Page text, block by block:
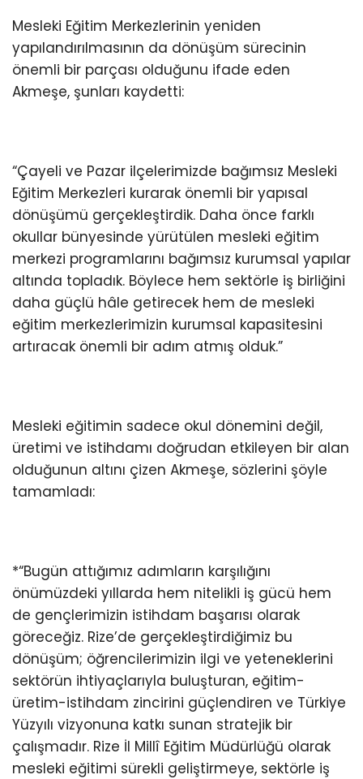
Mesleki Eğitim Merkezlerinin yeniden
yapılandırılmasının da dönüşüm sürecinin
önemli bir parçası olduğunu ifade eden
Akmeşe, şunları kaydetti:
“Çayeli ve Pazar ilçelerimizde bağımsız Mesleki
Eğitim Merkezleri kurarak önemli bir yapısal
dönüşümü gerçekleştirdik. Daha önce farklı
okullar bünyesinde yürütülen mesleki eğitim
merkezi programlarını bağımsız kurumsal yapılar
altında topladık. Böylece hem sektörle iş birliğini
daha güçlü hâle getirecek hem de mesleki
eğitim merkezlerimizin kurumsal kapasitesini
artıracak önemli bir adım atmış olduk.”
Mesleki eğitimin sadece okul dönemini değil,
üretimi ve istihdamı doğrudan etkileyen bir alan
olduğunun altını çizen Akmeşe, sözlerini şöyle
tamamladı:
*“Bugün attığımız adımların karşılığını
önümüzdeki yıllarda hem nitelikli iş gücü hem
de gençlerimizin istihdam başarısı olarak
göreceğiz. Rize’de gerçekleştirdiğimiz bu
dönüşüm; öğrencilerimizin ilgi ve yeteneklerini
sektörün ihtiyaçlarıyla buluşturan, eğitim-
üretim-istihdam zincirini güçlendiren ve Türkiye
Yüzyılı vizyonuna katkı sunan stratejik bir
çalışmadır. Rize İl Millî Eğitim Müdürlüğü olarak
mesleki eğitimi sürekli geliştirmeye, sektörle iş